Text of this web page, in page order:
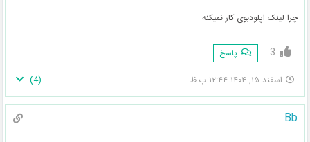
چرا لینک اپلودبوی کار نمیکنه
3 پاسخ
اسفند ۱۵, ۱۴۰۴ ۱۲:۴۴ ب.ظ (
4
)
Bb